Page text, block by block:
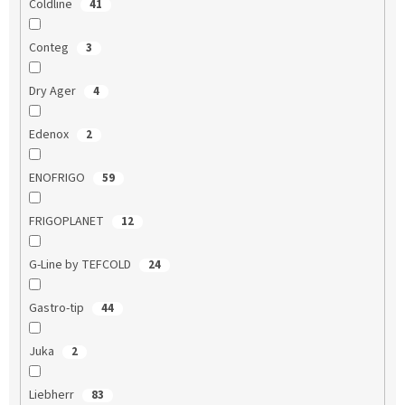
Coldline 41
Conteg 3
Dry Ager 4
Edenox 2
ENOFRIGO 59
FRIGOPLANET 12
G-Line by TEFCOLD 24
Gastro-tip 44
Juka 2
Liebherr 83